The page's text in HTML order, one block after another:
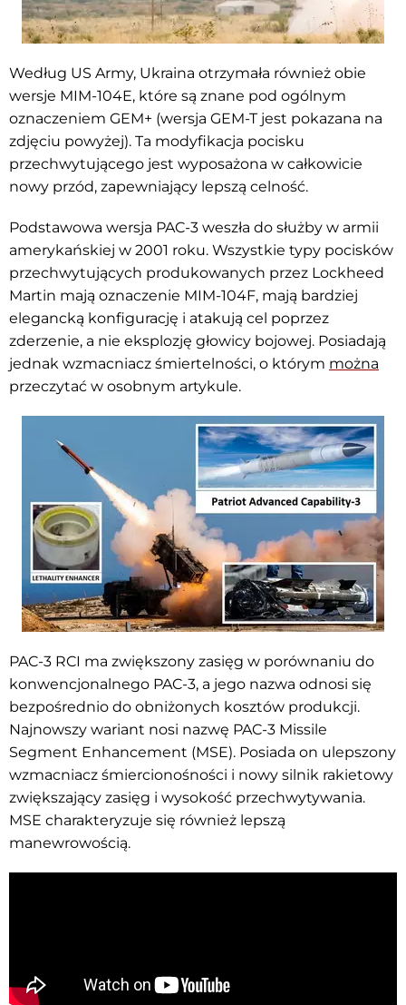
Według US Army, Ukraina otrzymała również obie
wersje MIM-104E, które są znane pod ogólnym
oznaczeniem GEM+ (wersja GEM-T jest pokazana na
zdjęciu powyżej). Ta modyfikacja pocisku
przechwytującego jest wyposażona w całkowicie
nowy przód, zapewniający lepszą celność.
Podstawowa wersja PAC-3 weszła do służby w armii
amerykańskiej w 2001 roku. Wszystkie typy pocisków
przechwytujących produkowanych przez Lockheed
Martin mają oznaczenie MIM-104F, mają bardziej
elegancką konfigurację i atakują cel poprzez
zderzenie, a nie eksplozję głowicy bojowej. Posiadają
jednak wzmacniacz śmiertelności, o którym można
przeczytać w osobnym artykule.
PAC-3 RCI ma zwiększony zasięg w porównaniu do
konwencjonalnego PAC-3, a jego nazwa odnosi się
bezpośrednio do obniżonych kosztów produkcji.
Najnowszy wariant nosi nazwę PAC-3 Missile
Segment Enhancement (MSE). Posiada on ulepszony
wzmacniacz śmiercionośności i nowy silnik rakietowy
zwiększający zasięg i wysokość przechwytywania.
MSE charakteryzuje się również lepszą
manewrowością.